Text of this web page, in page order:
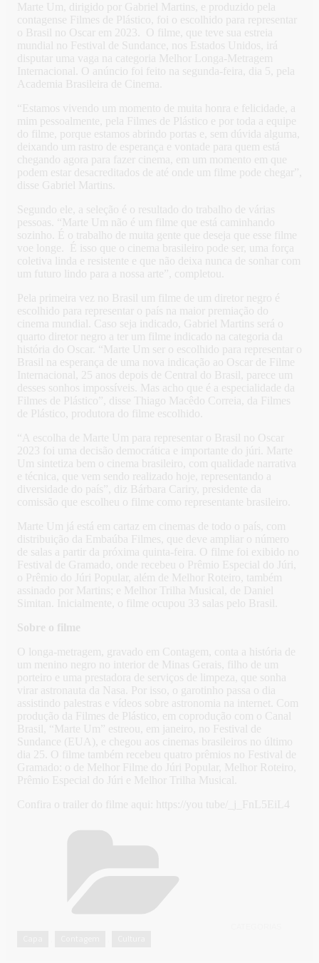
Marte Um, dirigido por Gabriel Martins, e produzido pela
contagense Filmes de Plástico, foi o escolhido para representar
o Brasil no Oscar em 2023. O filme, que teve sua estreia
mundial no Festival de Sundance, nos Estados Unidos, irá
disputar uma vaga na categoria Melhor Longa-Metragem
Internacional. O anúncio foi feito na segunda-feira, dia 5, pela
Academia Brasileira de Cinema.
“Estamos vivendo um momento de muita honra e felicidade, a
mim pessoalmente, pela Filmes de Plástico e por toda a equipe
do filme, porque estamos abrindo portas e, sem dúvida alguma,
deixando um rastro de esperança e vontade para quem está
chegando agora para fazer cinema, em um momento em que
podem estar desacreditados de até onde um filme pode chegar”,
disse Gabriel Martins.
Segundo ele, a seleção é o resultado do trabalho de várias
pessoas. “Marte Um não é um filme que está caminhando
sozinho. É o trabalho de muita gente que deseja que esse filme
voe longe. É isso que o cinema brasileiro pode ser, uma força
coletiva linda e resistente e que não deixa nunca de sonhar com
um futuro lindo para a nossa arte”, completou.
Pela primeira vez no Brasil um filme de um diretor negro é
escolhido para representar o país na maior premiação do
cinema mundial. Caso seja indicado, Gabriel Martins será o
quarto diretor negro a ter um filme indicado na categoria da
história do Oscar. “Marte Um ser o escolhido para representar o
Brasil na esperança de uma nova indicação ao Oscar de Filme
Internacional, 25 anos depois de Central do Brasil, parece um
desses sonhos impossíveis. Mas acho que é a especialidade da
Filmes de Plástico”, disse Thiago Macêdo Correia, da Filmes
de Plástico, produtora do filme escolhido.
“A escolha de Marte Um para representar o Brasil no Oscar
2023 foi uma decisão democrática e importante do júri. Marte
Um sintetiza bem o cinema brasileiro, com qualidade narrativa
e técnica, que vem sendo realizado hoje, representando a
diversidade do país”, diz Bárbara Cariry, presidente da
comissão que escolheu o filme como representante brasileiro.
Marte Um já está em cartaz em cinemas de todo o país, com
distribuição da Embaúba Filmes, que deve ampliar o número
de salas a partir da próxima quinta-feira. O filme foi exibido no
Festival de Gramado, onde recebeu o Prêmio Especial do Júri,
o Prêmio do Júri Popular, além de Melhor Roteiro, também
assinado por Martins; e Melhor Trilha Musical, de Daniel
Simitan. Inicialmente, o filme ocupou 33 salas pelo Brasil.
Sobre o filme
O longa-metragem, gravado em Contagem, conta a história de
um menino negro no interior de Minas Gerais, filho de um
porteiro e uma prestadora de serviços de limpeza, que sonha
virar astronauta da Nasa. Por isso, o garotinho passa o dia
assistindo palestras e vídeos sobre astronomia na internet. Com
produção da Filmes de Plástico, em coprodução com o Canal
Brasil, “Marte Um” estreou, em janeiro, no Festival de
Sundance (EUA), e chegou aos cinemas brasileiros no último
dia 25. O filme também recebeu quatro prêmios no Festival de
Gramado: o de Melhor Filme do Júri Popular, Melhor Roteiro,
Prêmio Especial do Júri e Melhor Trilha Musical.
Confira o trailer do filme aqui: https://you tube/_j_FnL5EiL4